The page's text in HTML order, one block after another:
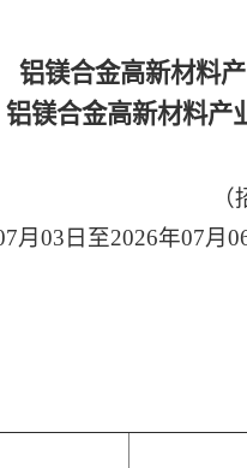
铝镁合金高新材料
铝镁合金高新材料产
03日至2026年07月